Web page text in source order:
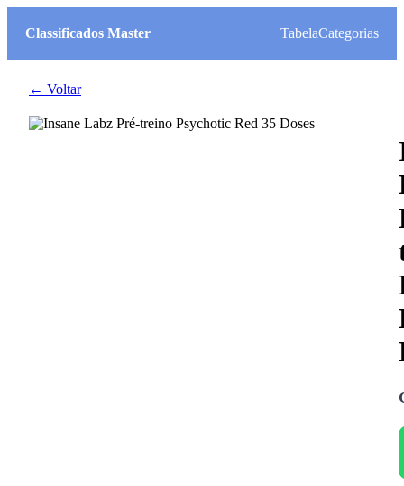
Classificados Master TabelaCategorias
← Voltar